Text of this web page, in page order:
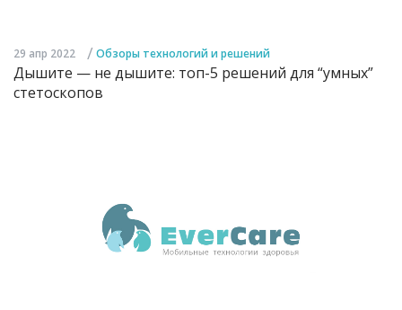
29 апр 2022 / Обзоры технологий и решений
Дышите — не дышите: топ-5 решений для “умных”
стетоскопов